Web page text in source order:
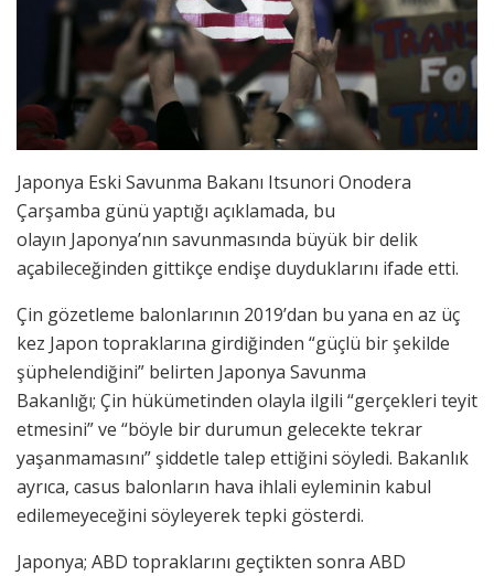
Japonya Eski Savunma Bakanı Itsunori Onodera
Çarşamba günü yaptığı açıklamada, bu
olayın Japonya’nın savunmasında büyük bir delik
açabileceğinden gittikçe endişe duyduklarını ifade etti.
Çin gözetleme balonlarının 2019’dan bu yana en az üç
kez Japon topraklarına girdiğinden “güçlü bir şekilde
şüphelendiğini” belirten Japonya Savunma
Bakanlığı; Çin hükümetinden olayla ilgili “gerçekleri teyit
etmesini” ve “böyle bir durumun gelecekte tekrar
yaşanmamasını” şiddetle talep ettiğini söyledi. Bakanlık
ayrıca, casus balonların hava ihlali eyleminin kabul
edilemeyeceğini söyleyerek tepki gösterdi.
Japonya; ABD topraklarını geçtikten sonra ABD